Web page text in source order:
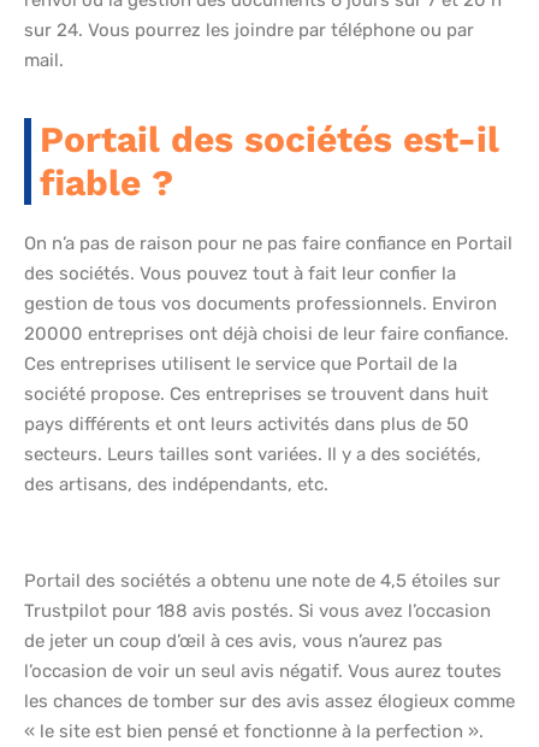
sur 24. Vous pourrez les joindre par téléphone ou par
mail.
Portail des sociétés est-il
fiable ?
On n’a pas de raison pour ne pas faire confiance en Portail
des sociétés. Vous pouvez tout à fait leur confier la
gestion de tous vos documents professionnels. Environ
20000 entreprises ont déjà choisi de leur faire confiance.
Ces entreprises utilisent le service que Portail de la
société propose. Ces entreprises se trouvent dans huit
pays différents et ont leurs activités dans plus de 50
secteurs. Leurs tailles sont variées. Il y a des sociétés,
des artisans, des indépendants, etc.
Portail des sociétés a obtenu une note de 4,5 étoiles sur
Trustpilot pour 188 avis postés. Si vous avez l’occasion
de jeter un coup d’œil à ces avis, vous n’aurez pas
l’occasion de voir un seul avis négatif. Vous aurez toutes
les chances de tomber sur des avis assez élogieux comme
« le site est bien pensé et fonctionne à la perfection ».